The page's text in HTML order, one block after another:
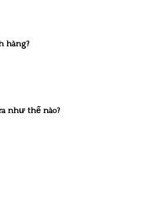
hàng?
như thế nào?